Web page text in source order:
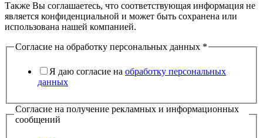
Также Вы соглашаетесь, что соответствующая информация не
является конфиденциальной и может быть сохранена или
использована нашей компанией.
Согласие на обработку персональных данных *
Я даю согласие на обработку персональных
данных
Согласие на получение рекламных и информационных
сообщений